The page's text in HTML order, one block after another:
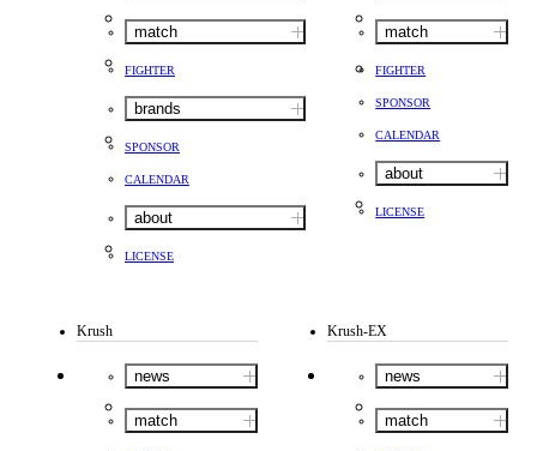
match
FIGHTER
brands
SPONSOR
CALENDAR
about
LICENSE
match
FIGHTER
SPONSOR
CALENDAR
about
LICENSE
Krush
news
match
Krush-EX
news
match